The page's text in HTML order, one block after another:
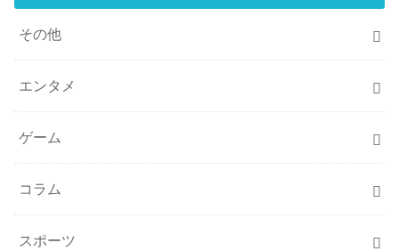
その他
エンタメ
ゲーム
コラム
スポーツ